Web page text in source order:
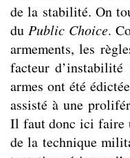
de la stabilité. On
duPublic Choice.
armements, les
facteur d’instabilité
armes ont été
assisté à une
Il faut donc ici faire
de la technique